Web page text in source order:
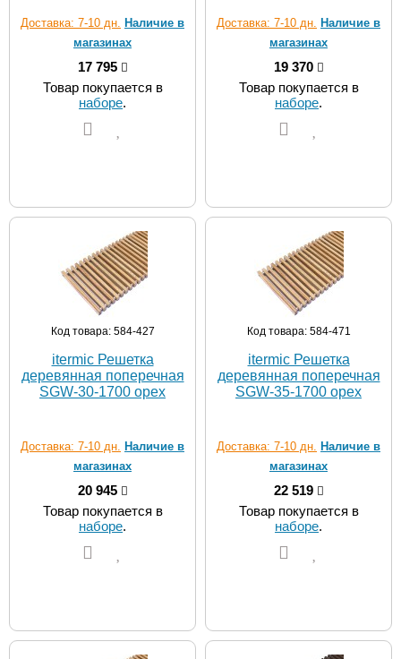
Доставка: 7-10 дн. Наличие в
магазинах
17 795
Товар покупается в
наборе.
Доставка: 7-10 дн. Наличие в
магазинах
19 370
Товар покупается в
наборе.
Код товара: 584-427
itermic Решетка
деревянная поперечная
SGW-30-1700 орех
Доставка: 7-10 дн. Наличие в
магазинах
20 945
Товар покупается в
наборе.
Код товара: 584-471
itermic Решетка
деревянная поперечная
SGW-35-1700 орех
Доставка: 7-10 дн. Наличие в
магазинах
22 519
Товар покупается в
наборе.